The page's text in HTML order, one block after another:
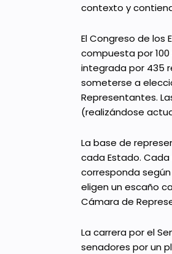
contexto y
El Congreso de
compuesta por
integrada por 435
someterse a
Representantes.
(realizándose
La base de
cada Estado.
corresponda
eligen un escaño
Cámara de
La carrera por el
senadores por un